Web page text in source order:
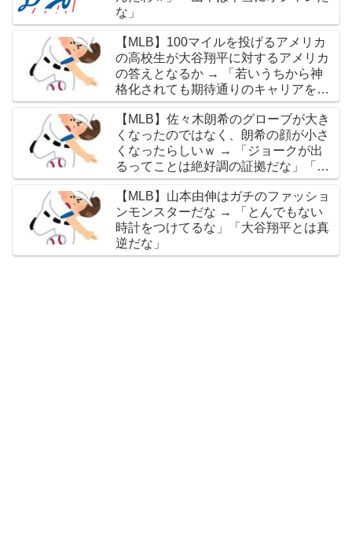
な」
【MLB】100マイルを投げるアメリカ
の高校生が大谷翔平に対するアメリカ
の答えとなるか → 「若いうちから神
格化されても期待通りのキャリアを築
けるのはほんの一握りだからな」「大
谷の名前を出したのはクリック数稼ぎ
でしかないわ」
【MLB】佐々木朗希のグローブが大き
くなったのではなく、朗希の顔が小さ
くなったらしいｗ → 「ジョークが出
るってことは絶好調の証拠だな」「癖
なのか精神的なものなのか分からない
がいい方向に進んだのはいいことだ」
【MLB】山本由伸はガチのファッショ
ンモンスターだな → 「とんでもない
時計をつけてるな」「大谷翔平とは真
逆だな」